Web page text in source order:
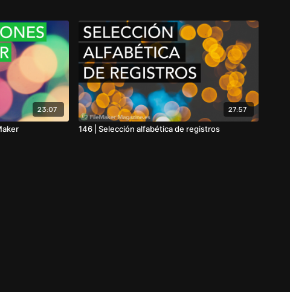
23:07 27:57
146 | Selección alfabética de registros